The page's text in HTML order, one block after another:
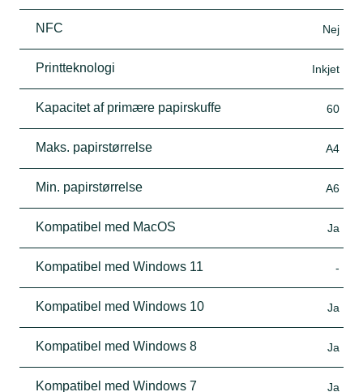
NFC Nej
Printteknologi Inkjet
Kapacitet af primære papirskuffe 60
Maks. papirstørrelse A4
Min. papirstørrelse A6
Kompatibel med MacOS Ja
Kompatibel med Windows 11 -
Kompatibel med Windows 10 Ja
Kompatibel med Windows 8 Ja
Kompatibel med Windows 7 Ja